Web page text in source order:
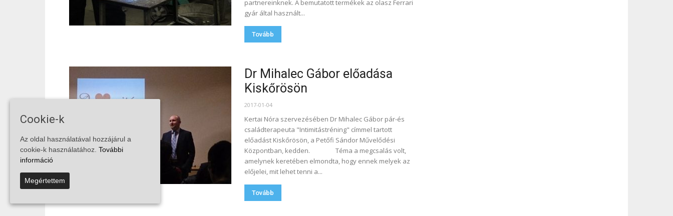
partnereinknek. A bemutatott termékek az olasz Ferrari
gyár által használt...
Tovább
Dr Mihalec Gábor előadása
Kiskőrösön
2017-01-04
Kertai Nóra szervezésében Dr Mihalec Gábor pár-és
családterapeuta "Intimitástréning" címmel tartott
előadást Kiskőrösön, a Petőfi Sándor Művelődési
Központban, kedden. Téma a megcsalás volt,
amelynek keretében elmondta, hogy ennek melyek az
előjelei, mit lehet tenni a...
Tovább
Cookie-k
Az oldal használatával hozzájárul a
cookie-k használatához. További
információ
Megértettem